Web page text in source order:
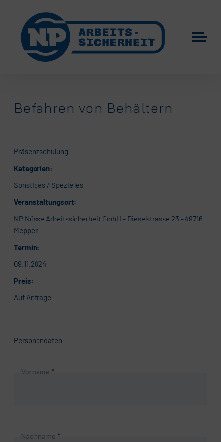
Befahren von Behältern
Präsenzschulung
Kategorien:
Sonstiges / Spezielles
Veranstaltungsort:
NP Nüsse Arbeitssicherheit GmbH - Dieselstrasse 23 - 49716
Meppen
Termin:
09.11.2024
Preis:
Auf Anfrage
Personendaten
Pflichtfeld
Vorname *
Pflichtfeld
Nachname *